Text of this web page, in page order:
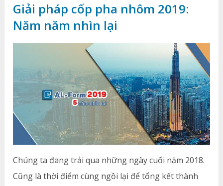
Giải pháp cốp pha nhôm 2019:
Năm năm nhìn lại
Chúng ta đang trải qua những ngày cuối năm 2018.
Cũng là thời điểm cùng ngồi lại để tổng kết thành